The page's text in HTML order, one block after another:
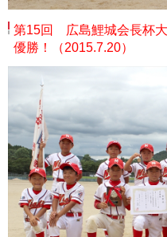
第15回 広島鯉城会長杯
優勝！（2015.7.20）